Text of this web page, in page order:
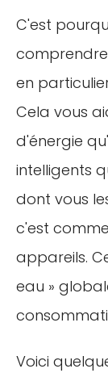
C'est
en
Cela vous
d'énergie
intelligents
dont vous
c'est
appareils.
eau »
Voici